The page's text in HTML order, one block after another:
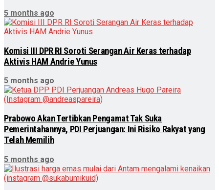
5 months ago
Komisi III DPR RI Soroti Serangan Air Keras terhadap
Aktivis HAM Andrie Yunus
5 months ago
Prabowo Akan Tertibkan Pengamat Tak Suka
Pemerintahannya, PDI Perjuangan: Ini Risiko Rakyat yang
Telah Memilih
5 months ago